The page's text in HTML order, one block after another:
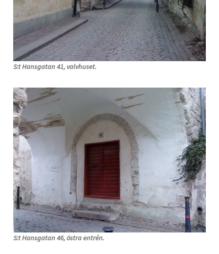
S:t Hansgatan 41, valvhuset.
S:t Hansgatan 46, östra entrén.